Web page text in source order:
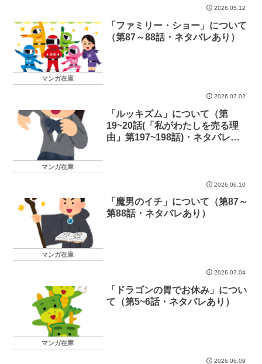
2026.05.12
マンガ在庫
「ファミリー・ショー」について
（第87～88話・ネタバレあり）
2026.07.02
マンガ在庫
「ルッキズム」について（第
19~20話(「私がわたしを売る理
由」第197~198話)・ネタバレあ
2026.06.10
マンガ在庫
「魔男のイチ」について（第87～
第88話・ネタバレあり）
2026.07.04
マンガ在庫
「ドラゴンの胃でお休み」につい
て（第5~6話・ネタバレあり）
2026.06.09